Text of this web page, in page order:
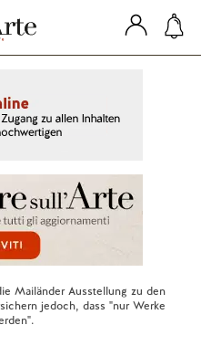
Mailänder Ausstellung zu den
jedoch, dass "nur Werke